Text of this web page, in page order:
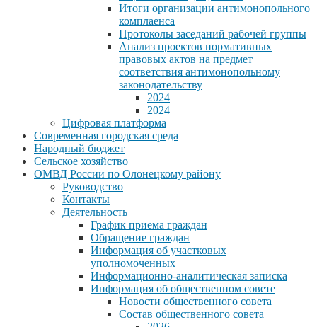
Итоги организации антимонопольного
комплаенса
Протоколы заседаний рабочей группы
Анализ проектов нормативных
правовых актов на предмет
соответствия антимонопольному
законодательству
2024
2024
Цифровая платформа
Современная городская среда
Народный бюджет
Сельское хозяйство
ОМВД России по Олонецкому району
Руководство
Контакты
Деятельность
График приема граждан
Обращение граждан
Информация об участковых
уполномоченных
Информационно-аналитическая записка
Информация об общественном совете
Новости общественного совета
Состав общественного совета